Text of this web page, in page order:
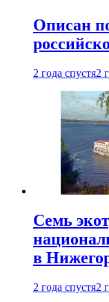
Описан
2 года спустя2
Семь
в
2 года спустя2